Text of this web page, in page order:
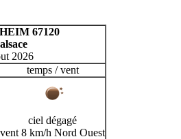
67120
2026
temps / vent
ciel dégagé
vent 8 km/h Nord Ouest